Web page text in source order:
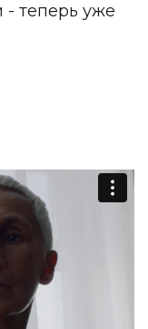
- теперь уже